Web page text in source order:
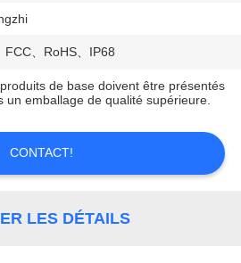
FCC、RoHS、IP68
de base doivent être présentés
un emballage de qualité supérieure.
CONTACT!
LES DÉTAILS